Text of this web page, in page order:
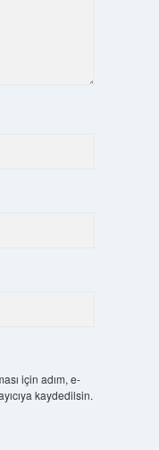
için adım, e-
kaydedilsin.